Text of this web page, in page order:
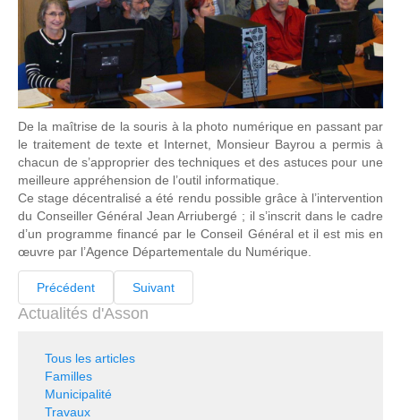
De la maîtrise de la souris à la photo numérique en passant par
le traitement de texte et Internet, Monsieur Bayrou a permis à
chacun de s’approprier des techniques et des astuces pour une
meilleure appréhension de l’outil informatique.
Ce stage décentralisé a été rendu possible grâce à l’intervention
du Conseiller Général Jean Arriubergé ; il s’inscrit dans le cadre
d’un programme financé par le Conseil Général et il est mis en
œuvre par l’Agence Départementale du Numérique.
Précédent Suivant
Actualités d'Asson
Tous les articles
Familles
Municipalité
Travaux